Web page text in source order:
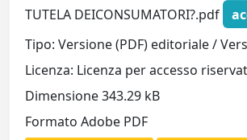
TUTELA DEICONSUMATORI?.pdf
Tipo: Versione (PDF) editoriale /
Licenza: Licenza per accesso
Dimensione 343.29 kB
Formato Adobe PDF